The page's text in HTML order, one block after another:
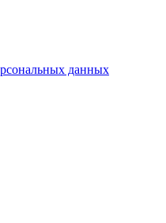
данных